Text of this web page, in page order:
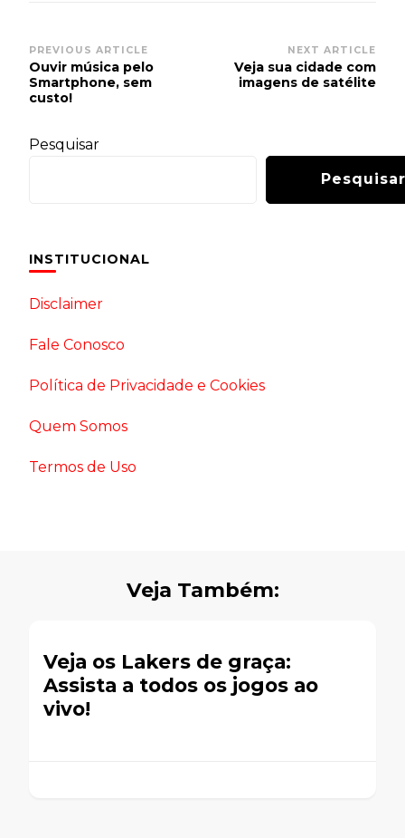
Post
Navigation
PREVIOUS ARTICLE
Ouvir música pelo
Smartphone, sem
custo!
NEXT ARTICLE
Veja sua cidade com
imagens de satélite
Pesquisar
Pesquisar
INSTITUCIONAL
Disclaimer
Fale Conosco
Política de Privacidade e Cookies
Quem Somos
Termos de Uso
Veja Também:
Veja os Lakers de graça:
Assista a todos os jogos ao
vivo!